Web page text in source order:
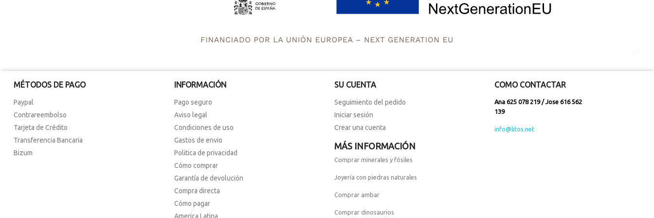
MÉTODOS DE PAGO
Paypal
Contrareembolso
Tarjeta de Crédito
Transferencia Bancaria
Bizum
INFORMACIÓN
Pago seguro
Aviso legal
Condiciones de uso
Gastos de envio
Politica de privacidad
Cómo comprar
Garantía de devolución
Compra directa
Cómo pagar
America Latina
SU CUENTA
Seguimiento del pedido
Iniciar sesión
Crear una cuenta
COMO CONTACTAR
Ana 625 078 219 / Jose 616 562
139
info@litos.net
MÁS INFORMACIÓN
Comprar minerales y fósiles
Joyería con piedras naturales
Comprar ambar
Comprar dinosaurios